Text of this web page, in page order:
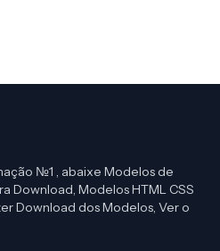
№1 , abaixe Modelos de
Download, Modelos HTML CSS
Download dos Modelos, Ver o